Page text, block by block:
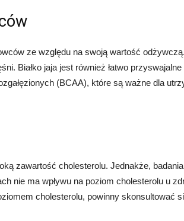
ze względu na swoją wartość
Białko jaja jest również łatwo
(BCAA), które są ważne dla
zawartość cholesterolu. Jednakże,
nie ma wpływu na poziom cholesterolu u
cholesterolu, powinny skonsultować